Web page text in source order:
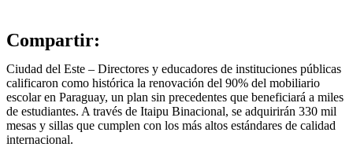
Compartir:
Ciudad del Este – Directores y educadores de instituciones públicas
calificaron como histórica la renovación del 90% del mobiliario
escolar en Paraguay, un plan sin precedentes que beneficiará a miles
de estudiantes. A través de Itaipu Binacional, se adquirirán 330 mil
mesas y sillas que cumplen con los más altos estándares de calidad
internacional.